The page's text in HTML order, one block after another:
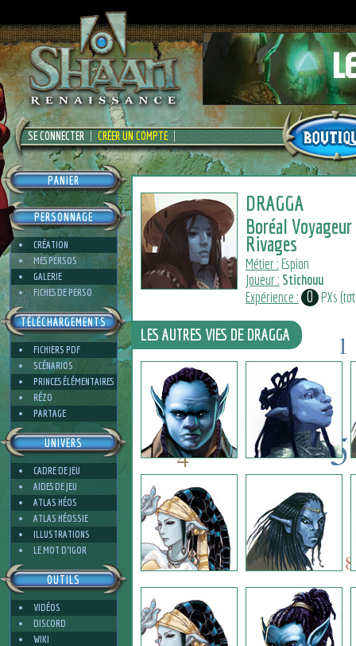
SE CONNECTER CRÉER UN COMPTE
PANIER
PERSONNAGE
CRÉATION
MES PERSOS
GALERIE
FICHES DE PERSO
TÉLÉCHARGEMENTS
FICHIERS PDF
SCÉNARIOS
PRINCES ÉLÉMENTAIRES
RÉZO
PARTAGE
UNIVERS
CADRE DE JEU
AIDES DE JEU
ATLAS HÉOS
ATLAS HÉOSSIE
ILLUSTRATIONS
LE MOT D'IGOR
OUTILS
VIDÉOS
DISCORD
WIKI
DRAGGA
Boréal
Rivages
Métier : Espion
Joueur : Stichouu
Expérience : 0 PXs
8
7
5
7
3
4
4
1
1
LES AUTRES VIES DE DRAGGA